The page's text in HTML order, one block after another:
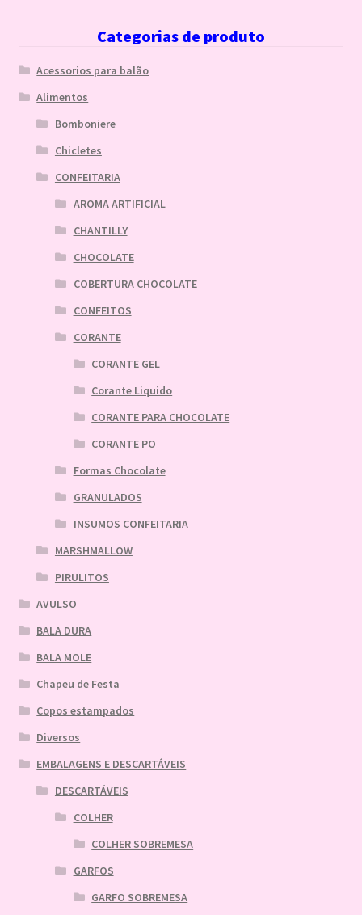
Categorias de produto
Acessorios para balão
Alimentos
Bomboniere
Chicletes
CONFEITARIA
AROMA ARTIFICIAL
CHANTILLY
CHOCOLATE
COBERTURA CHOCOLATE
CONFEITOS
CORANTE
CORANTE GEL
Corante Liquido
CORANTE PARA CHOCOLATE
CORANTE PO
Formas Chocolate
GRANULADOS
INSUMOS CONFEITARIA
MARSHMALLOW
PIRULITOS
AVULSO
BALA DURA
BALA MOLE
Chapeu de Festa
Copos estampados
Diversos
EMBALAGENS E DESCARTÁVEIS
DESCARTÁVEIS
COLHER
COLHER SOBREMESA
GARFOS
GARFO SOBREMESA